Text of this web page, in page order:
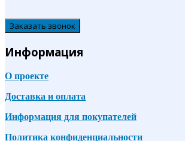
Заказать звонок
Информация
О проекте
Доставка и оплата
Информация для покупателей
Политика конфиденциальности